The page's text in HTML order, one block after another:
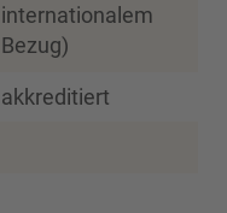
internationalem
Bezug)
akkreditiert